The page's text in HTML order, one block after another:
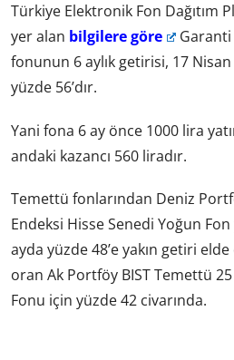
Türkiye Elektronik Fon Dağıtım
yer alan bilgilere göre
Garanti
fonunun 6 aylık getirisi, 17 Nisan
yüzde 56’dır.
Yani fona 6 ay önce 1000 lira
andaki kazancı 560 liradır.
Temettü fonlarından Deniz
Endeksi Hisse Senedi Yoğun Fon
ayda yüzde 48’e yakın getiri
oran Ak Portföy BIST Temettü
Fonu için yüzde 42 civarında.